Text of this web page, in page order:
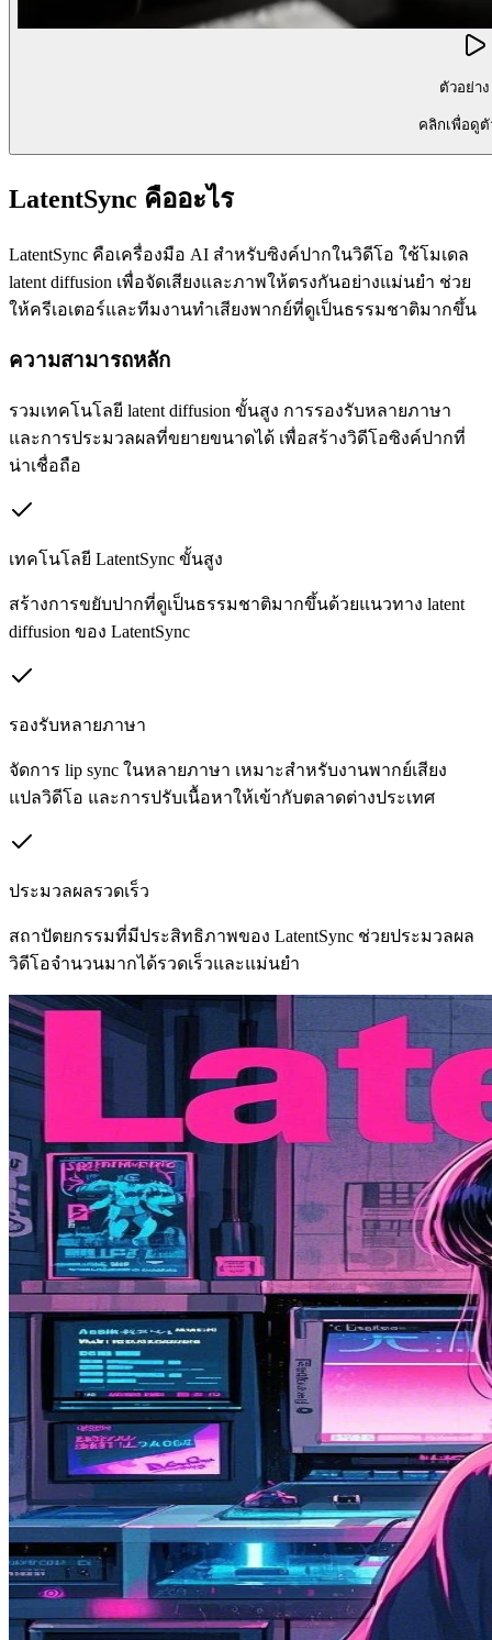
ตัวอย่าง
คลิกเพื่อดูตั
LatentSync คืออะไร
LatentSync คือเครื่องมือ AI สำหรับซิงค์ปากในวิดีโอ ใช้โมเดล
latent diffusion เพื่อจัดเสียงและภาพให้ตรงกันอย่างแม่นยำ ช่วย
ให้ครีเอเตอร์และทีมงานทำเสียงพากย์ที่ดูเป็นธรรมชาติมากขึ้น
ความสามารถหลัก
รวมเทคโนโลยี latent diffusion ขั้นสูง การรองรับหลายภาษา
และการประมวลผลที่ขยายขนาดได้ เพื่อสร้างวิดีโอซิงค์ปากที่
น่าเชื่อถือ
เทคโนโลยี LatentSync ขั้นสูง
สร้างการขยับปากที่ดูเป็นธรรมชาติมากขึ้นด้วยแนวทาง latent
diffusion ของ LatentSync
รองรับหลายภาษา
จัดการ lip sync ในหลายภาษา เหมาะสำหรับงานพากย์เสียง
แปลวิดีโอ และการปรับเนื้อหาให้เข้ากับตลาดต่างประเทศ
ประมวลผลรวดเร็ว
สถาปัตยกรรมที่มีประสิทธิภาพของ LatentSync ช่วยประมวลผล
วิดีโอจำนวนมากได้รวดเร็วและแม่นยำ